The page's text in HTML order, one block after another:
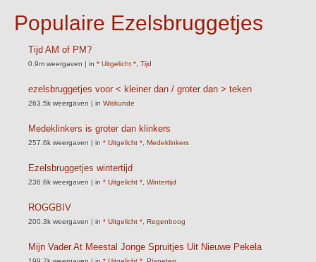
Populaire Ezelsbruggetjes
Tijd AM of PM?
0.9m weergaven | in * Uitgelicht * Tijd
ezelsbruggetjes voor < kleiner dan / groter dan > teken
263.5k weergaven | in Wiskunde
Medeklinkers is groter dan klinkers
257.6k weergaven | in * Uitgelicht * Medeklinkers
Ezelsbruggetjes wintertijd
236.6k weergaven | in * Uitgelicht * Wintertijd
ROGGBIV
200.3k weergaven | in * Uitgelicht * Regenboog
Mijn Vader At Meestal Jonge Spruitjes Uit Nieuwe Pekela